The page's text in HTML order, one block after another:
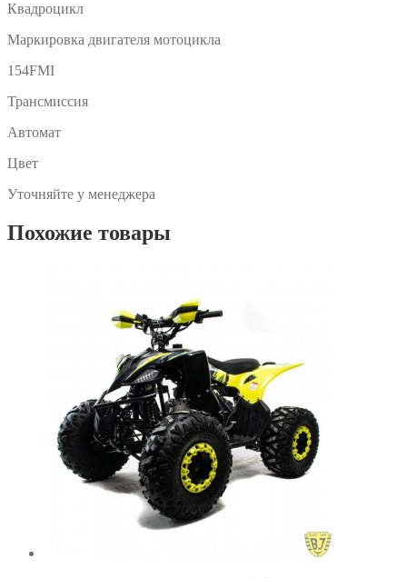
Квадроцикл
Маркировка двигателя мотоцикла
154FMI
Трансмиссия
Автомат
Цвет
Уточняйте у менеджера
Похожие товары